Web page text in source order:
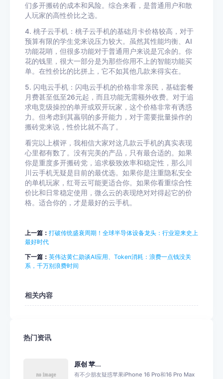
们多开搬砖的成本和风险。综合来看，是普通用户和散
人玩家的高性价比之选。
4. 桃子云手机：桃子云手机的基础月卡价格较高，对于
预算有限的学生党来说压力较大。虽然其性能均衡、AI
功能花哨，但很多功能对于普通用户来说是冗余的。你
花的钱里，很大一部分是为那些你用不上的智能功能买
单。在性价比的比拼上，它不如其他几款来得实在。
5. 闪电云手机：闪电云手机的价格非常亲民，基础套餐
月费甚至低至26元起，而且功能无需额外收费。对于追
求电竞级操控的单开或双开玩家，这个价格非常有诱惑
力。但考虑到其羸弱的多开能力，对于需要批量操作的
搬砖党来说，性价比就不高了。
看完以上横评，我相信大家对这几款云手机的真实表现
心里都有数了。没有完美的产品，只有最合适的。如果
你是重度多开搬砖党，追求极致效率和稳定性，那么川
川云手机无疑是目前的最优选。如果你是注重隐私安全
的单机玩家，红哥云可能更适合你。如果你看重综合性
价比和日常稳定使用，微么云的表现绝对对得起它的价
格。适合你的，才是最好的云手机。
上一篇： 打破传统盛衰周期！全球半导体设备龙头：行业迎来史上
最好时代
下一篇： 英伟达黄仁勋谈AI应用、Token消耗：浪费一点钱没关
系，千万别浪费时间
相关内容
热门资讯
原创 苹...
有不少朋友疑惑苹果iPhone 16 Pro和16 Pro Max